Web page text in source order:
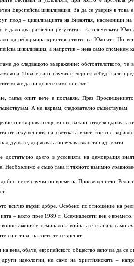
Европейска цивилизация. За да се уверим в
плод – цивилизацията на Византия, наследници
е дало два различни резултата – католическата
да реформира християнството на Южната. Но
цивилизация, а напротив – нека само споменем
до следващото възражение: обстоятелството, че
Това е като случая с черния лебед: нали
може да ни донесе само опитът.
такъв опит вече е поставян. През
А не: вярвам, следователно съществувам.
извършва нещо много важно: отделя църквата
от изкушенията на светската власт, което е
над душите, държавата получава властта над телата.
достатъчно дълго в условията на демокрация
Необходимо е също така и тяхното взаимно
не се случва по време на Просвещението.
всичко върви добре. Особено по отношение на
– както през 1989 г. Осемнадесети век е
е отминало и войната е станала само
си и това, на което те се крепят.
на века, обаче, европейското общество започва да се
идеологии, не само на християнската –